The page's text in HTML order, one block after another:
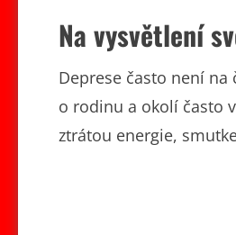
Na vysvětlení
Deprese často není
o rodinu a okolí často
ztrátou energie,